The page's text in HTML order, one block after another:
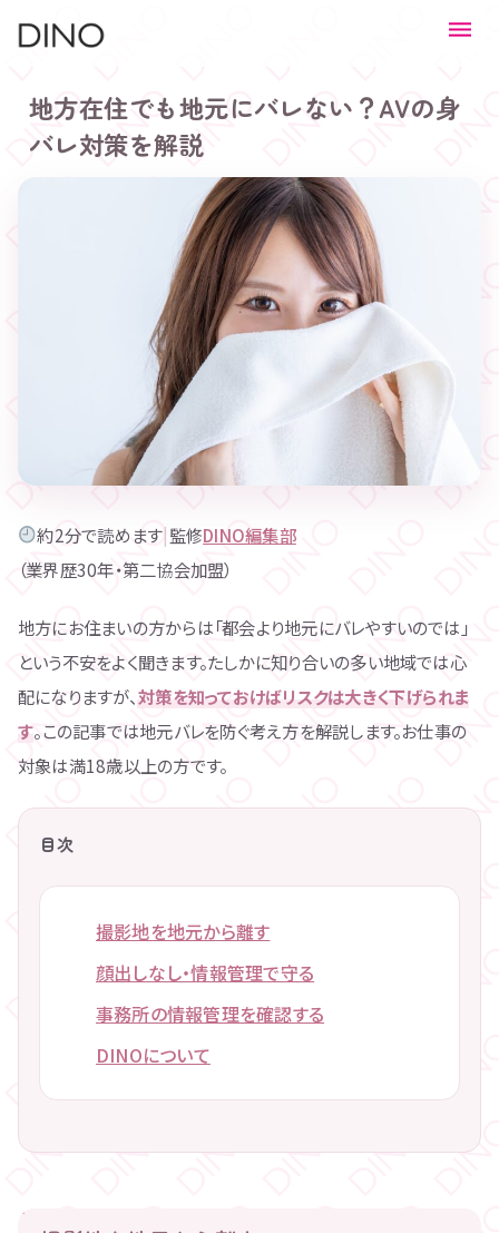
地方在住でも地元にバレない？AVの身
バレ対策を解説
約2分で読めます|監修DINO編集部
（業界歴30年・第二協会加盟）
地方にお住まいの方からは「都会より地元にバレやすいのでは」
という不安をよく聞きます。たしかに知り合いの多い地域では心
配になりますが、対策を知っておけばリスクは大きく下げられま
す。この記事では地元バレを防ぐ考え方を解説します。お仕事の
対象は満18歳以上の方です。
目次
撮影地を地元から離す
顔出しなし・情報管理で守る
事務所の情報管理を確認する
DINOについて